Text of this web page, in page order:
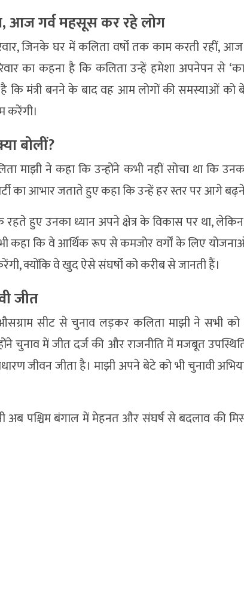
आज गर्व महसूस कर रहे लोग
जिनके घर में कलिता वर्षों तक काम करती रहीं,
का कहना है कि कलिता उन्हें हमेशा अपनेपन से
है कि मंत्री बनने के बाद वह आम लोगों की समस्याओं
करेंगी।
बोलीं?
माझी ने कहा कि उन्होंने कभी नहीं सोचा था कि
का आभार जताते हुए कहा कि उन्हें हर स्तर पर आगे
रहते हुए उनका ध्यान अपने क्षेत्र के विकास पर था, लेकिन
कहा कि वे आर्थिक रूप से कमजोर वर्गों के लिए
क्योंकि वे खुद ऐसे संघर्षों को करीब से जानती हैं।
जीत
सीट से चुनाव लड़कर कलिता माझी ने सभी को
चुनाव में जीत दर्ज की और राजनीति में मजबूत
जीवन जीता है। माझी अपने बेटे को भी चुनावी
अब पश्चिम बंगाल में मेहनत और संघर्ष से बदलाव की